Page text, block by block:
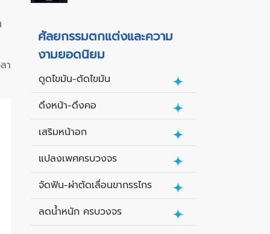
า
ศัลยกรรมตกแต่งและความ
งามยอดนิยม
ดูดไขมัน-ตัดไขมัน
ดึงหน้า-ดึงคอ
เสริมหน้าอก
แปลงเพศครบวงจร
จัดฟัน-ผ่าตัดเลื่อนขากรรไกร
ลดน้ำหนัก ครบวงจร